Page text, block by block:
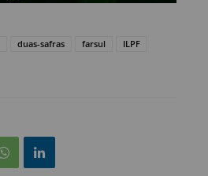
duas-safras farsul
ILPF